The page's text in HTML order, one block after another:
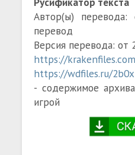
Автор(ы)
перевод
Версия перевода: от
https://
https://wdfiles.ru/
- содержимое
игрой